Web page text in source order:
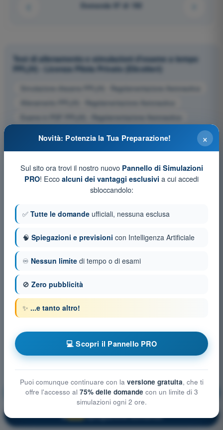
Domanda 97 di 192
Test di allenamento e simulazioni d'esame a tempo
PPL(H) - Licenza Pilota Privato (Elicotteri)
Simulazione d'esame PPL(H) - Regolamentazione Aeronautica
Allenamento PPL(H) - Regolamentazione Aeronautica
Esame in PDF PPL(H) - Regolamentazione Aeronautica
Regolamentazione Aeronautica Allenamento!
🔒 Spiegazione domanda
×
Novità: Potenzia la Tua Preparazione!
Sul sito ora trovi il nostro nuovo Pannello di Simulazioni
PRO! Ecco alcuni dei vantaggi esclusivi a cui accedi
sbloccandolo:
✅ Tutte le domande ufficiali, nessuna esclusa
🧠 Spiegazioni e previsioni con Intelligenza Artificiale
♾️ Nessun limite di tempo o di esami
🚫 Zero pubblicità
✨ ...e tanto altro!
💻 Scopri il Pannello PRO
Puoi comunque continuare con la versione gratuita, che ti
offre l'accesso al 75% delle domande con un limite di 3
simulazioni ogni 2 ore.